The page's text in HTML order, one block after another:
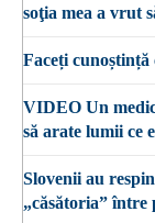
soţia mea a vrut
Faceți
VIDEO Un
să arate lumii ce
Slovenii au
„căsătoria” între